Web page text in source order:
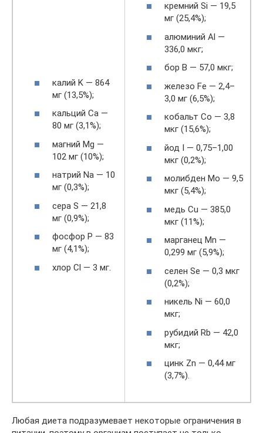
калий K — 864
мг (13,5%);
кальций Ca —
80 мг (3,1%);
магний Mg —
102 мг (10%);
натрий Na — 10
мг (0,3%);
сера S — 21,8
мг (0,9%);
фосфор P — 83
мг (4,1%);
хлор Cl — 3 мг.
кремний Si — 19,5
мг (25,4%);
алюминий Al —
336,0 мкг;
бор В — 57,0 мкг;
железо Fe — 2,4–
3,0 мг (6,5%);
кобальт Co — 3,8
мкг (15,6%);
йод I — 0,75–1,00
мкг (0,2%);
молибден Mo — 9,5
мкг (5,4%);
медь Cu — 385,0
мкг (11%);
марганец Mn —
0,299 мг (5,9%);
селен Se — 0,3 мкг
(0,2%);
никель Ni — 60,0
мкг;
рубидий Rb — 42,0
мкг;
цинк Zn — 0,44 мг
(3,7%).
Любая диета подразумевает некоторые ограничения в